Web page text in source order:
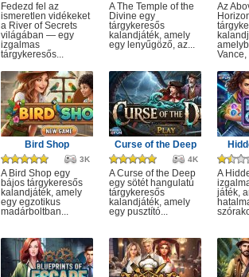
Fedezd fel az
ismeretlen vidékeket
a River of Secrets
világában — egy
izgalmas
tárgykeresős...
A The Temple of the
Divine egy
tárgykeresős
kalandjáték, amely
egy lenyűgöző, az...
Az
Vance,
Bird Shop
3K
A Bird Shop egy
bájos tárgykeresős
kalandjáték, amely
egy egzotikus
madárboltban...
Curse of the Deep
4K
A Curse of the Deep
egy sötét hangulatú
tárgykeresős
kalandjáték, amely
egy pusztító...
A
játék,